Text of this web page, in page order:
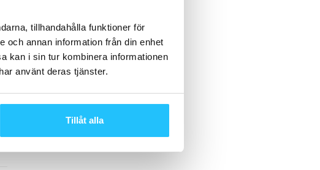
tillhandahålla funktioner för
och annan information från din enhet
kan i sin tur kombinera informationen
använt deras tjänster.
Tillåt alla